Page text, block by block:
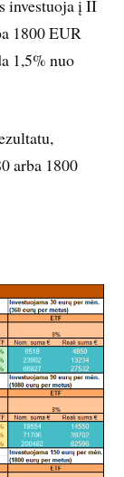
investuoja į II
1800 EUR
1,5% nuo
arba 1800